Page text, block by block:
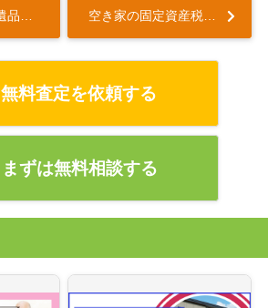
無料査定を依頼する
まずは無料相談する